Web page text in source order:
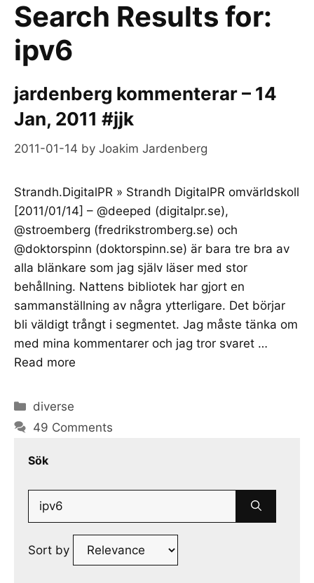
Search Results for:
ipv6
jardenberg kommenterar – 14
Jan, 2011 #jjk
2011-01-14 by Joakim Jardenberg
Strandh.DigitalPR » Strandh DigitalPR omvärldskoll
[2011/01/14] – @deeped (digitalpr.se),
@stroemberg (fredrikstromberg.se) och
@doktorspinn (doktorspinn.se) är bara tre bra av
alla blänkare som jag själv läser med stor
behållning. Nattens bibliotek har gjort en
sammanställning av några ytterligare. Det börjar
bli väldigt trångt i segmentet. Jag måste tänka om
med mina kommentarer och jag tror svaret …
Read more
Categories
diverse
49 Comments
Sök
Search
for:
Sort by